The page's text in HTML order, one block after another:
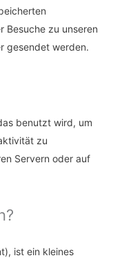
Besuche zu unseren
gesendet werden.
benutzt wird, um
zu
Servern oder auf
ist ein kleines